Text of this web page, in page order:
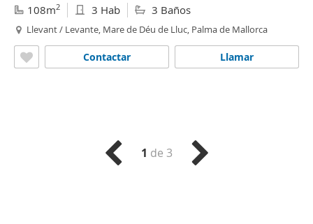
108m2 3 Hab 3 Baños
Llevant / Levante, Mare de Déu de Lluc, Palma de Mallorca
Llamar
Contactar
1 de 3